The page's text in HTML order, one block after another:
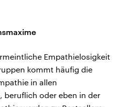
Empathielosigkeit
kommt häufig die
in allen
beruflich oder eben in der